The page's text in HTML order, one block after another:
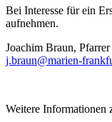
Bei Interesse für ein
aufnehmen.
Joachim Braun, Pfarrer
j.braun@marien-
Weitere Informationen